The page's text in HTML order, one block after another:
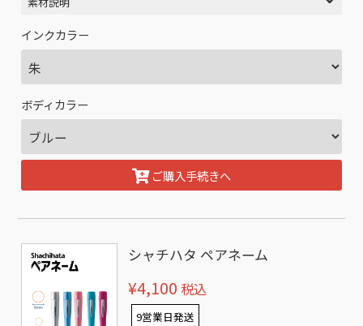
インクカラー
ボディカラー
ご購入手続きへ
シャチハタ ペアネーム
¥4,100 税込
9営業日発送